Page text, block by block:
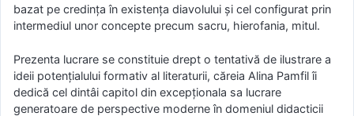
bazat pe credința în existența diavolului și cel configurat prin
intermediul unor concepte precum sacru, hierofania, mitul.
Prezenta lucrare se constituie drept o tentativă de ilustrare a
ideii potențialului formativ al literaturii, căreia Alina Pamfil îi
dedică cel dintâi capitol din excepționala sa lucrare
generatoare de perspective moderne în domeniul didacticii